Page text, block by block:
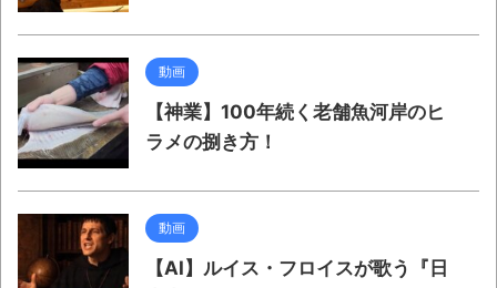
動画
【神業】100年続く老舗魚河岸のヒ
ラメの捌き方！
動画
【AI】ルイス・フロイスが歌う『日